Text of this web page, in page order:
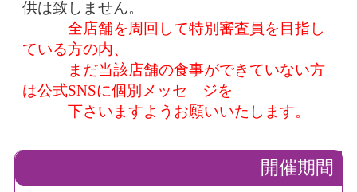
供は致しません。
全店舗を周回して特別審査員を目指し
ている方の内、
まだ当該店舗の食事ができていない方
は公式SNSに個別メッセ―ジを
下さいますようお願いいたします。
開催期間